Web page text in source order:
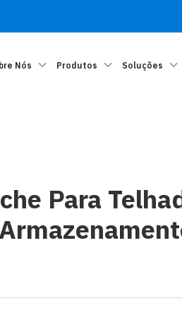
Nós Produtos Soluções
Para